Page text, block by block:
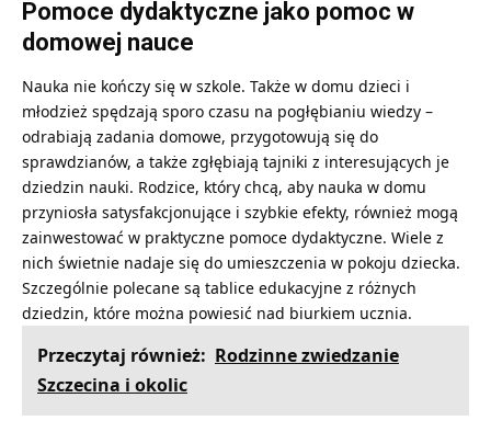
Pomoce dydaktyczne jako pomoc w
domowej nauce
Nauka nie kończy się w szkole. Także w domu dzieci i
młodzież spędzają sporo czasu na pogłębianiu wiedzy –
odrabiają zadania domowe, przygotowują się do
sprawdzianów, a także zgłębiają tajniki z interesujących je
dziedzin nauki. Rodzice, który chcą, aby nauka w domu
przyniosła satysfakcjonujące i szybkie efekty, również mogą
zainwestować w praktyczne pomoce dydaktyczne. Wiele z
nich świetnie nadaje się do umieszczenia w pokoju dziecka.
Szczególnie polecane są tablice edukacyjne z różnych
dziedzin, które można powiesić nad biurkiem ucznia.
Przeczytaj również: Rodzinne zwiedzanie
Szczecina i okolic